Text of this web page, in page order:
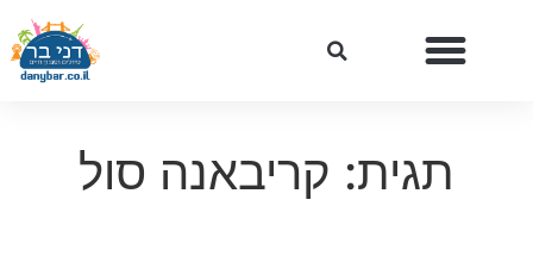
תגית: קריבאנה סול